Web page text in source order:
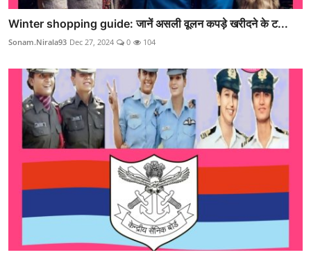
Winter shopping guide: जानें असली वूलन कपड़े खरीदने के ट...
Sonam.Nirala93 Dec 27, 2024 0 104